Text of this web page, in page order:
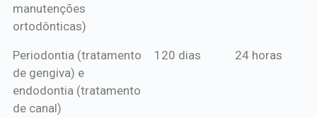
manutenções
ortodônticas)
Periodontia (tratamento
de gengiva) e
endodontia (tratamento
de canal)
120 dias 24 horas